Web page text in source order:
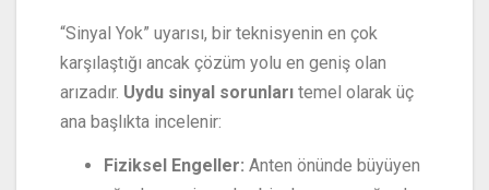
“Sinyal Yok” uyarısı, bir teknisyenin en çok
karşılaştığı ancak çözüm yolu en geniş olan
arızadır. Uydu sinyal sorunları temel olarak üç
ana başlıkta incelenir:
Fiziksel Engeller: Anten önünde büyüyen